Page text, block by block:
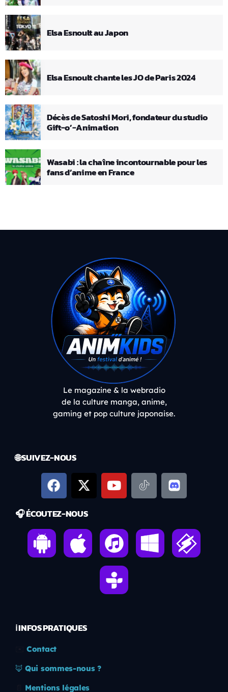
Elsa Esnoult au Japon
Elsa Esnoult chante les JO de Paris 2024
Décès de Satoshi Mori, fondateur du studio
Gift-o’-Animation
Wasabi : la chaîne incontournable pour les
fans d’anime en France
Le magazine & la webradio
de la culture manga, anime,
gaming et pop culture japonaise.
🌐 SUIVEZ-NOUS
🎧 ÉCOUTEZ-NOUS
ℹ️ INFOS PRATIQUES
Contact
🦊 Qui sommes-nous ?
Mentions légales